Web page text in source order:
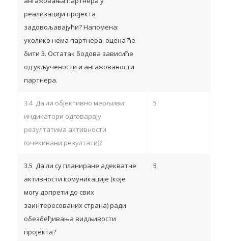
реализацији пројекта
задовољавајући? Напомена:
уколико нема партнера, оцена ће
бити 3. Остатак бодова зависиће
од укључености и ангажованости
партнера.
3.4 Да ли објективно мерљиви
индикатори одговарају
резултатима активности
(очекивани резултати)?
5
3.5 Да ли су планиране адекватне
активности комуникације (које
могу допрети до свих
заинтересованих страна) ради
обезбеђивања видљивости
пројекта?
5